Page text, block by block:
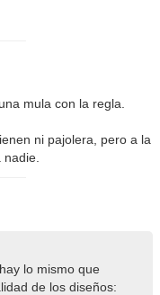
mula con la regla.
ni pajolera, pero a la
nadie.
lo mismo que
de los diseños: